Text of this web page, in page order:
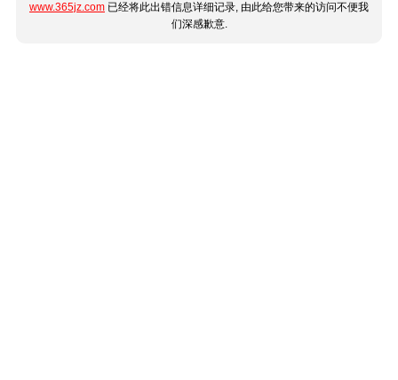
www.365jz.com 已经将此出错信息详细记录, 由此给您带来的访问不便我
们深感歉意.